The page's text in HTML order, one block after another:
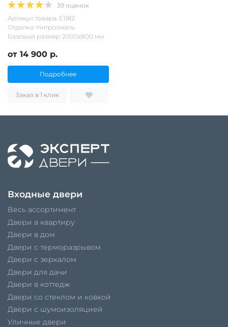
39 оценок
Артикул товара: Е1182
Отделка: Нитроэмаль
Базовый размер: 2000х800 мм
от 14 900 р.
Подробнее
Заказ в 1 клик
Входные двери
Весь ассортимент
Двери в квартиру
Двери в дом
Двери с терморазрывом
Двери с зеркалом
Двери для дачи
Двери в коттедж
Двери со стеклом и ковкой
Двери с шумоизоляцией
Уличные двери